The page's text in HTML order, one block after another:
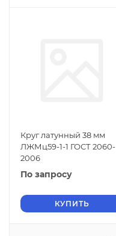
Круг латунный 38 мм
ЛЖМц59-1-1 ГОСТ 2060-
2006
По запросу
КУПИТЬ